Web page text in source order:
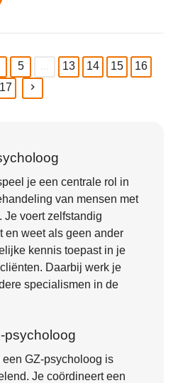
5 13 14 15
16
17
je een centrale rol in
van mensen met
Je voert zelfstandig
en weet als geen ander
kennis toepast in je
Daarbij werk je
specialismen in de
psycholoog
GZ-psycholoog is
Je coördineert een